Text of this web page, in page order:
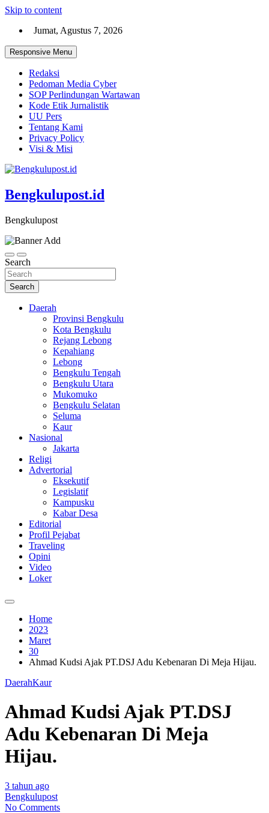
Skip to content
Jumat, Agustus 7, 2026
Responsive Menu
Redaksi
Pedoman Media Cyber
SOP Perlindungan Wartawan
Kode Etik Jurnalistik
UU Pers
Tentang Kami
Privacy Policy
Visi & Misi
Bengkulupost.id
Bengkulupost
Search
Search
Daerah
Provinsi Bengkulu
Kota Bengkulu
Rejang Lebong
Kepahiang
Lebong
Bengkulu Tengah
Bengkulu Utara
Mukomuko
Bengkulu Selatan
Seluma
Kaur
Nasional
Jakarta
Religi
Advertorial
Eksekutif
Legislatif
Kampusku
Kabar Desa
Editorial
Profil Pejabat
Traveling
Opini
Video
Loker
Home
2023
Maret
30
Ahmad Kudsi Ajak PT.DSJ Adu Kebenaran Di Meja Hijau.
DaerahKaur
Ahmad Kudsi Ajak PT.DSJ
Adu Kebenaran Di Meja
Hijau.
3 tahun ago
Bengkulupost
No Comments